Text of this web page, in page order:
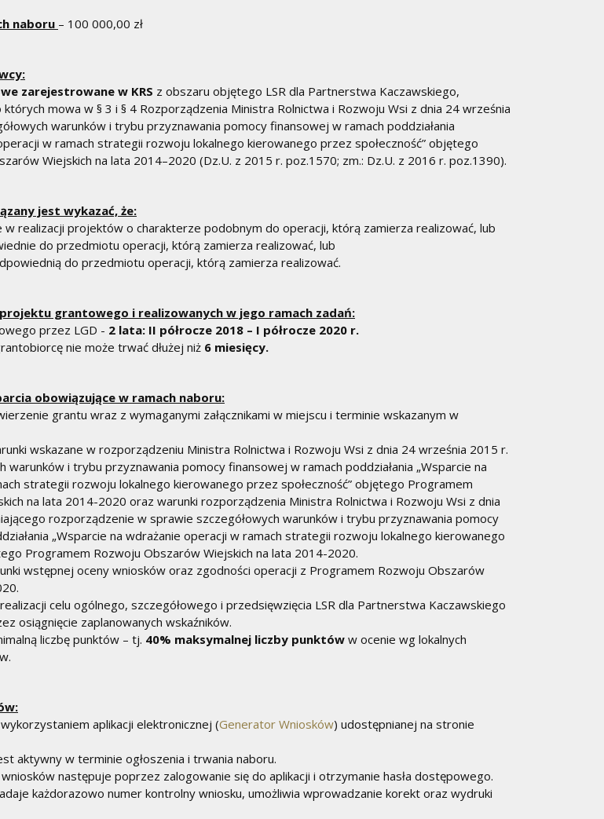
naboru – 100 000,00 zł
zarejestrowane w KRS z obszaru objętego LSR dla Partnerstwa Kaczawskiego,
których mowa w § 3 i § 4 Rozporządzenia Ministra Rolnictwa i Rozwoju Wsi z dnia 24 września
warunków i trybu przyznawania pomocy finansowej w ramach poddziałania
w ramach strategii rozwoju lokalnego kierowanego przez społeczność” objętego
Wiejskich na lata 2014–2020 (Dz.U. z 2015 r. poz.1570; zm.: Dz.U. z 2016 r. poz.1390).
jest wykazać, że:
w realizacji projektów o charakterze podobnym do operacji, którą zamierza realizować, lub
do przedmiotu operacji, którą zamierza realizować, lub
do przedmiotu operacji, którą zamierza realizować.
grantowego i realizowanych w jego ramach zadań:
przez LGD - 2 lata: II półrocze 2018 – I półrocze 2020 r.
nie może trwać dłużej niż 6 miesięcy.
obowiązujące w ramach naboru:
grantu wraz z wymaganymi załącznikami w miejscu i terminie wskazanym w
wskazane w rozporządzeniu Ministra Rolnictwa i Rozwoju Wsi z dnia 24 września 2015 r.
warunków i trybu przyznawania pomocy finansowej w ramach poddziałania „Wsparcie na
strategii rozwoju lokalnego kierowanego przez społeczność” objętego Programem
na lata 2014-2020 oraz warunki rozporządzenia Ministra Rolnictwa i Rozwoju Wsi z dnia
rozporządzenie w sprawie szczegółowych warunków i trybu przyznawania pomocy
„Wsparcie na wdrażanie operacji w ramach strategii rozwoju lokalnego kierowanego
Programem Rozwoju Obszarów Wiejskich na lata 2014-2020.
wstępnej oceny wniosków oraz zgodności operacji z Programem Rozwoju Obszarów
celu ogólnego, szczegółowego i przedsięwzięcia LSR dla Partnerstwa Kaczawskiego
osiągnięcie zaplanowanych wskaźników.
liczbę punktów – tj. 40% maksymalnej liczby punktów w ocenie wg lokalnych
aplikacji elektronicznej (Generator Wniosków) udostępnianej na stronie
aktywny w terminie ogłoszenia i trwania naboru.
następuje poprzez zalogowanie się do aplikacji i otrzymanie hasła dostępowego.
każdorazowo numer kontrolny wniosku, umożliwia wprowadzanie korekt oraz wydruki